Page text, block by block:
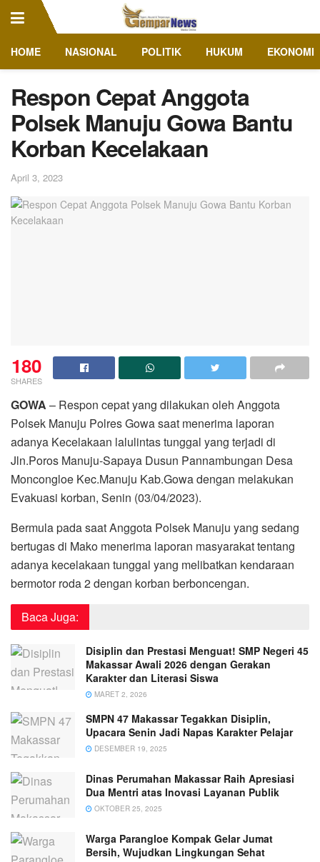
HOME NASIONAL POLITIK HUKUM EKONOMI
Respon Cepat Anggota
Polsek Manuju Gowa Bantu
Korban Kecelakaan
April 3, 2023
180
SHARES
GOWA – Respon cepat yang dilakukan oleh Anggota
Polsek Manuju Polres Gowa saat menerima laporan
adanya Kecelakaan lalulintas tunggal yang terjadi di
Jln.Poros Manuju-Sapaya Dusun Pannambungan Desa
Moncongloe Kec.Manuju Kab.Gowa dengan melakukan
Evakuasi korban, Senin (03/04/2023).
Bermula pada saat Anggota Polsek Manuju yang sedang
bertugas di Mako menerima laporan masyarakat tentang
adanya kecelakaan tunggal yang melibatkan kendaraan
bermotor roda 2 dengan korban berboncengan.
Baca Juga:
Disiplin dan Prestasi Menguat! SMP Negeri 45
Makassar Awali 2026 dengan Gerakan
Karakter dan Literasi Siswa
MARET 2, 2026
SMPN 47 Makassar Tegakkan Disiplin,
Upacara Senin Jadi Napas Karakter Pelajar
DESEMBER 19, 2025
Dinas Perumahan Makassar Raih Apresiasi
Dua Mentri atas Inovasi Layanan Publik
OKTOBER 25, 2025
Warga Parangloe Kompak Gelar Jumat
Bersih, Wujudkan Lingkungan Sehat